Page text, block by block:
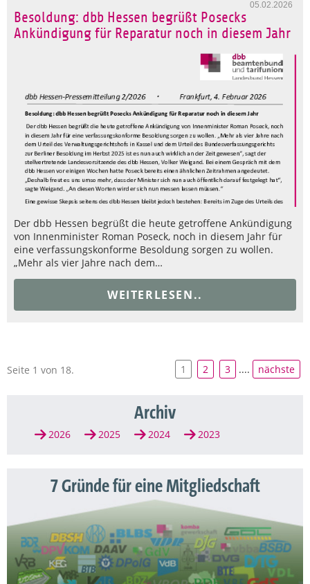
05.02.2026
Besoldung: dbb Hessen begrüßt Posecks
Ankündigung für Reparatur noch in diesem Jahr
Der dbb Hessen begrüßt die heute getroffene Ankündigung
von Innenminister Roman Poseck, noch in diesem Jahr für
eine verfassungskonforme Besoldung sorgen zu wollen.
„Mehr als vier Jahre nach dem…
WEITERLESEN..
Seite 1 von 18. 1 2 3 .... nächste
Archiv
2026 2025 2024 2023
7 Gründe für eine Mitgliedschaft